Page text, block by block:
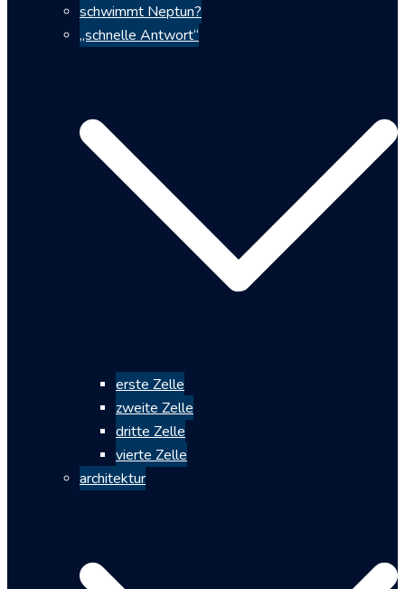
schwimmt Neptun?
„schnelle Antwort“
erste Zelle
zweite Zelle
dritte Zelle
vierte Zelle
architektur